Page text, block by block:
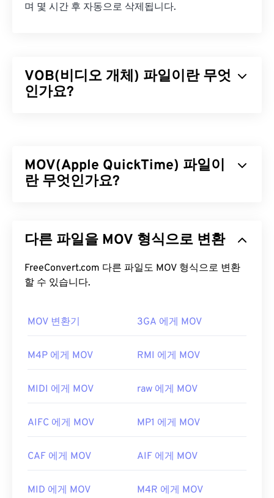
며 몇 시간 후 자동으로 삭제됩니다.
VOB(비디오 개체) 파일이란 무엇
인가요?
CCA)에서 라이선스를 받아 관리하는CSS(Content
Scramble System)암호화와 같은 복사 방지 기능이
기본적으로 VOB 파일은 Cyberlink PowerDVD에서
열립니다. Cyberlink PowerDVD는 노트북, 데스크톱,
DVD 드라이브 등 가전제품에 자주 설치되는 플레이
어가 설치되어 있어야 합니다.
MPEG-2파일 재생을 지원하는 모든 플레이어에서
VOB 파일을 재생할 수 있으며, 모바일을 포함한 다
개발자: DVD 포럼
유용한 링크:
https://en.wikipedia.org/wiki/VOB
MOV(Apple QuickTime) 파일이
란 무엇인가요?
는 컨테이너입니다. 멀티미디어 파일을 사용자 기기
QuickTime의 주요 특징 중 하나는 동영상 "아톰"과
"트랙" 단위로 데이터를 저장하여 파일의 고도로 세
MOV 파일을 어떻게 여나요?
기본적으로 MOV 파일은 QuickTime 으로 열립니다.
Player 로 열 수 있지만, 최신 버전은 이 플레이어에
서 열리지 않습니다. QuickTime으로 MOV 파일을 열
동하는VLC 미디어 플레이어를 사용하세요.
다. AutoCAD AutoFlix와 ROSE Online입니다. 이 두
사용되지 않고 다른 하나는 온라인 게임과 관련이 있
다른 파일을 MOV 형식으로 변환
FreeConvert.com 다른 파일도 MOV 형식으로 변환
할 수 있습니다.
MOV 변환기 3GA 에게 MOV
M4P 에게 MOV RMI 에게 MOV
MIDI 에게 MOV raw 에게 MOV
AIFC 에게 MOV MP1 에게 MOV
CAF 에게 MOV AIF 에게 MOV
MID 에게 MOV M4R 에게 MOV